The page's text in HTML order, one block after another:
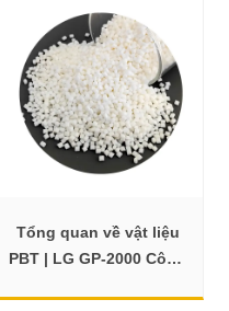
Tổng quan về vật liệu
PBT | LG GP-2000 Công